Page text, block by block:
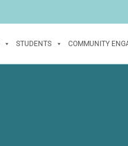
STUDENTS COMMUNITY